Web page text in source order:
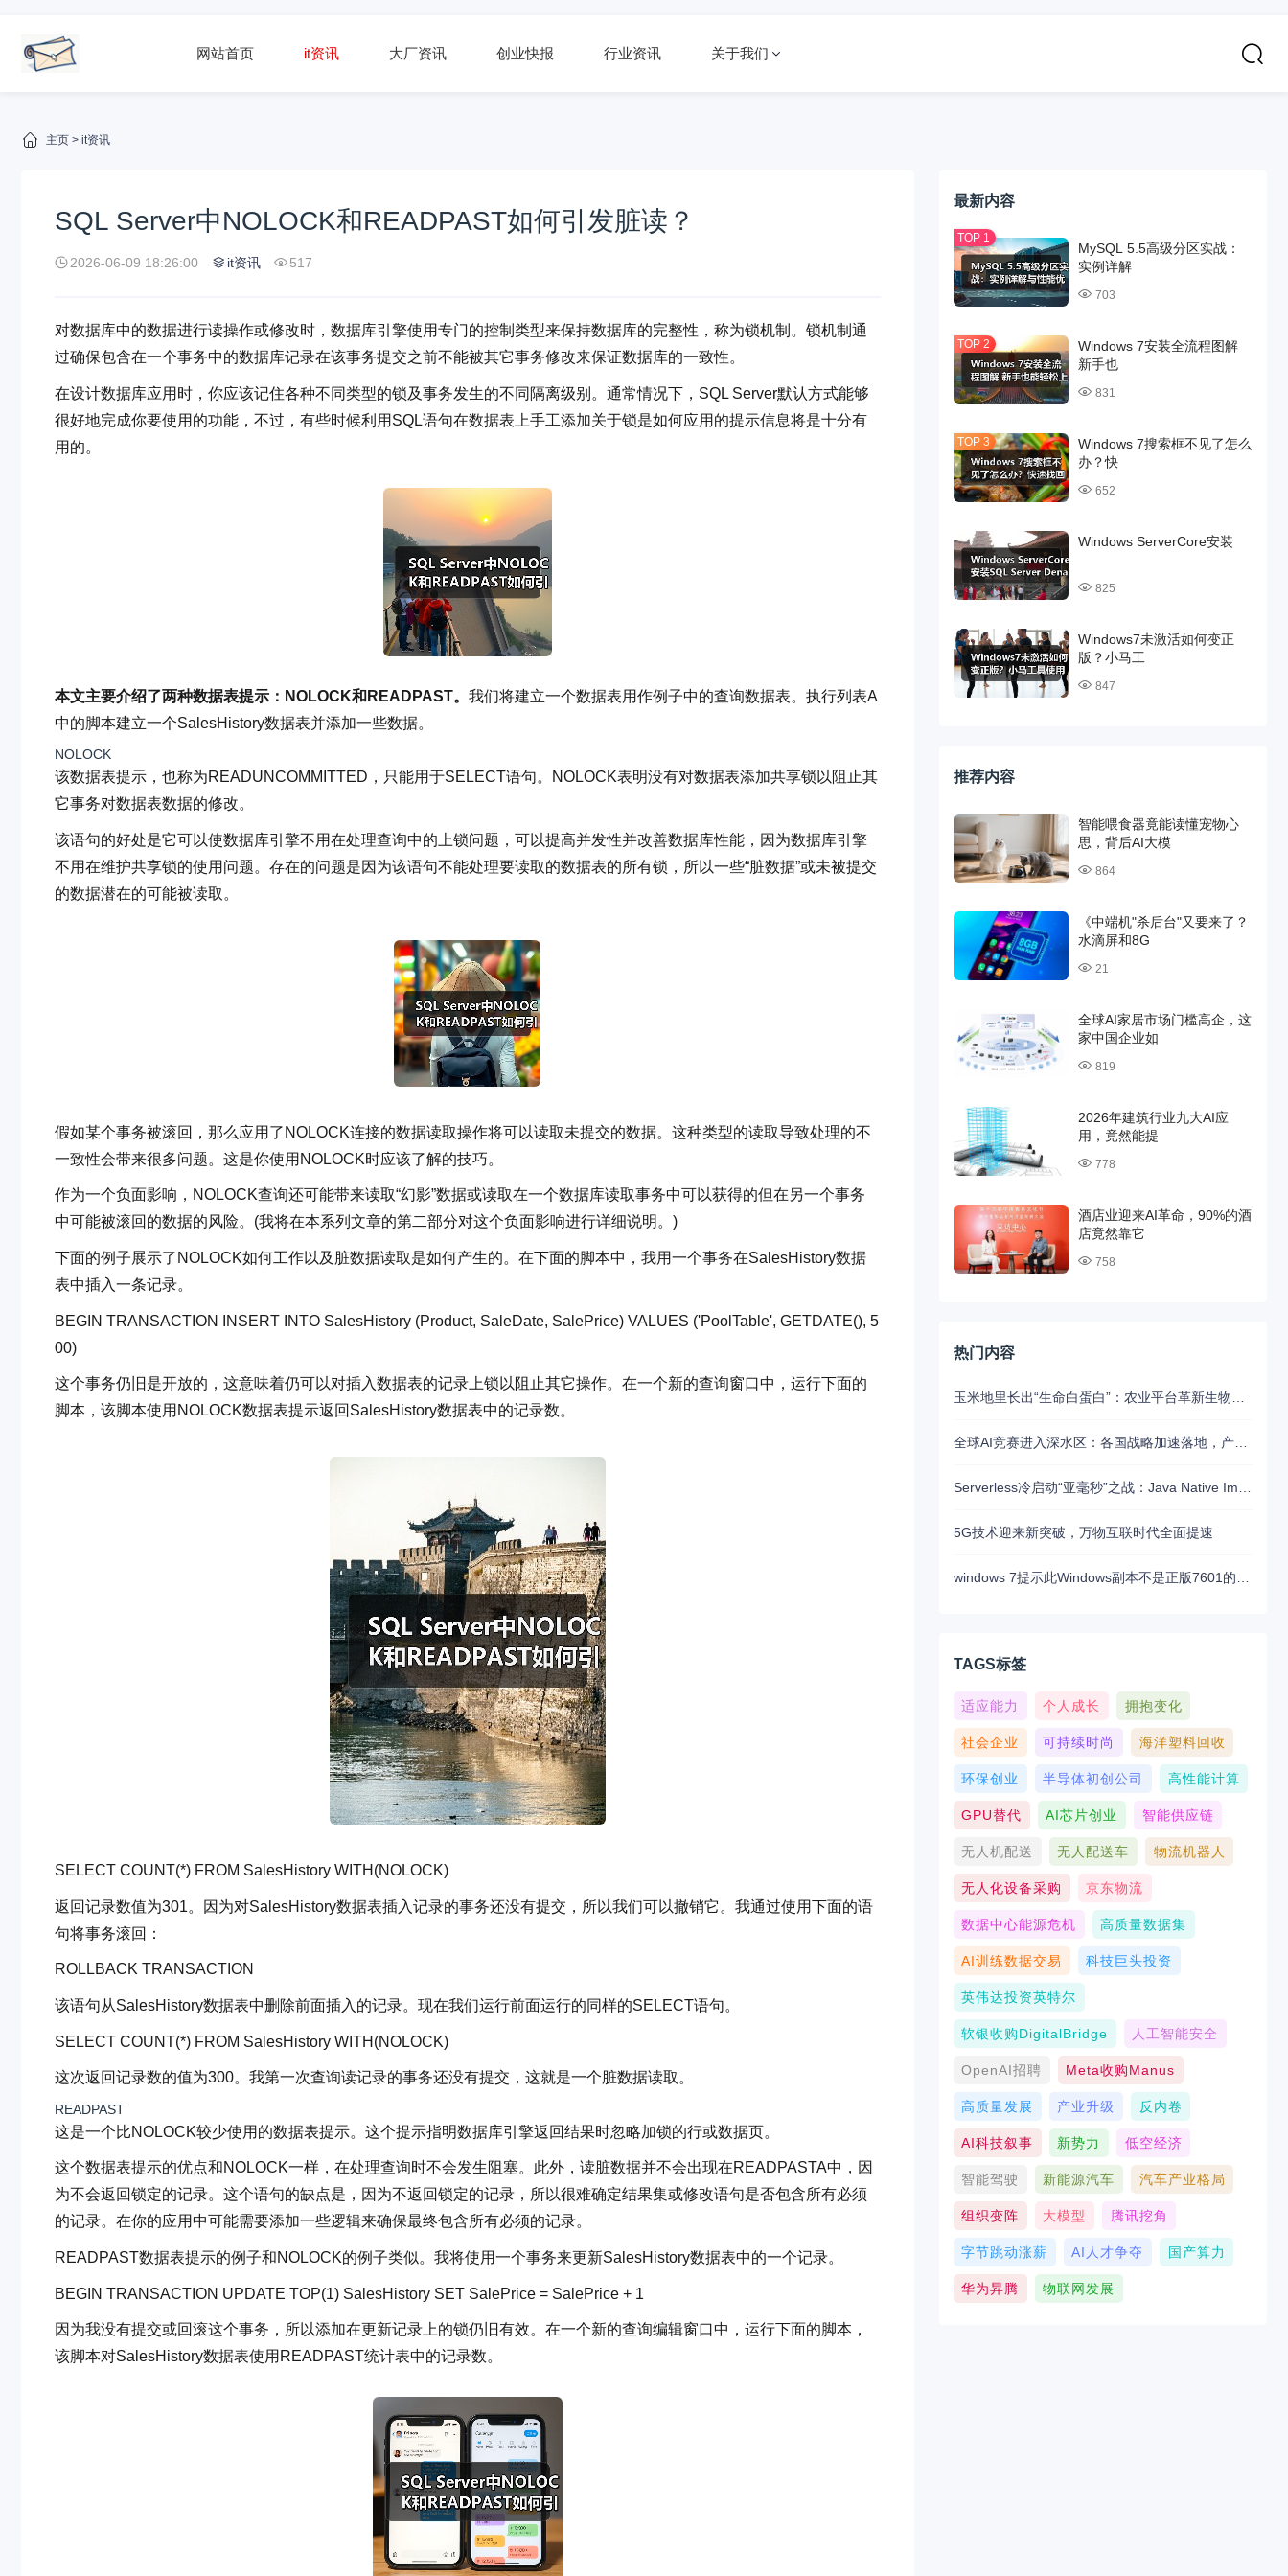
网站首页 it资讯 大厂资讯 创业快报 行业资讯 关于我们
主页 > it资讯
SQL Server中NOLOCK和READPAST如何引发脏读？
2026-06-09 18:26:00 it资讯 517
对数据库中的数据进行读操作或修改时，数据库引擎使用专门的控制类型来保持数据库的完整性，称为锁机制。锁机制通
过确保包含在一个事务中的数据库记录在该事务提交之前不能被其它事务修改来保证数据库的一致性。
在设计数据库应用时，你应该记住各种不同类型的锁及事务发生的不同隔离级别。通常情况下，SQL Server默认方式能够
很好地完成你要使用的功能，不过，有些时候利用SQL语句在数据表上手工添加关于锁是如何应用的提示信息将是十分有
用的。
本文主要介绍了两种数据表提示：NOLOCK和READPAST。 我们将建立一个数据表用作例子中的查询数据表。执行列表A
中的脚本建立一个SalesHistory数据表并添加一些数据。
NOLOCK
该数据表提示，也称为READUNCOMMITTED，只能用于SELECT语句。NOLOCK表明没有对数据表添加共享锁以阻止其
它事务对数据表数据的修改。
该语句的好处是它可以使数据库引擎不用在处理查询中的上锁问题，可以提高并发性并改善数据库性能，因为数据库引擎
不用在维护共享锁的使用问题。存在的问题是因为该语句不能处理要读取的数据表的所有锁，所以一些“脏数据”或未被提交
的数据潜在的可能被读取。
假如某个事务被滚回，那么应用了NOLOCK连接的数据读取操作将可以读取未提交的数据。这种类型的读取导致处理的不
一致性会带来很多问题。这是你使用NOLOCK时应该了解的技巧。
作为一个负面影响，NOLOCK查询还可能带来读取“幻影”数据或读取在一个数据库读取事务中可以获得的但在另一个事务
中可能被滚回的数据的风险。(我将在本系列文章的第二部分对这个负面影响进行详细说明。)
下面的例子展示了NOLOCK如何工作以及脏数据读取是如何产生的。在下面的脚本中，我用一个事务在SalesHistory数据
表中插入一条记录。
BEGIN TRANSACTION INSERT INTO SalesHistory (Product, SaleDate, SalePrice) VALUES ('PoolTable', GETDATE(), 5
00)
这个事务仍旧是开放的，这意味着仍可以对插入数据表的记录上锁以阻止其它操作。在一个新的查询窗口中，运行下面的
脚本，该脚本使用NOLOCK数据表提示返回SalesHistory数据表中的记录数。
SELECT COUNT(*) FROM SalesHistory WITH (NOLOCK)
返回记录数值为301。因为对SalesHistory数据表插入记录的事务还没有提交，所以我们可以撤销它。我通过使用下面的语
句将事务滚回：
ROLLBACK TRANSACTION
该语句从SalesHistory数据表中删除前面插入的记录。现在我们运行前面运行的同样的SELECT语句。
SELECT COUNT(*) FROM SalesHistory WITH (NOLOCK)
这次返回记录数的值为300。我第一次查询读记录的事务还没有提交，这就是一个脏数据读取。
READPAST
这是一个比NOLOCK较少使用的数据表提示。这个提示指明数据库引擎返回结果时忽略加锁的行或数据页。
这个数据表提示的优点和NOLOCK一样，在处理查询时不会发生阻塞。此外，读脏数据并不会出现在READPASTA中，因
为不会返回锁定的记录。这个语句的缺点是，因为不返回锁定的记录，所以很难确定结果集或修改语句是否包含所有必须
的记录。在你的应用中可能需要添加一些逻辑来确保最终包含所有必须的记录。
READPAST数据表提示的例子和NOLOCK的例子类似。我将使用一个事务来更新SalesHistory数据表中的一个记录。
BEGIN TRANSACTION UPDATE TOP(1) SalesHistory SET SalePrice = SalePrice + 1
因为我没有提交或回滚这个事务，所以添加在更新记录上的锁仍旧有效。在一个新的查询编辑窗口中，运行下面的脚本，
该脚本对SalesHistory数据表使用READPAST统计表中的记录数。
最新内容
MySQL 5.5高级分区实战：
实例详解
703
Windows 7安装全流程图解
新手也
831
Windows 7搜索框不见了怎么
办？快
652
Windows ServerCore安装
825
Windows7未激活如何变正
版？小马工
847
推荐内容
智能喂食器竟能读懂宠物心
思，背后AI大模
864
《中端机"杀后台"又要来了？
水滴屏和8G
21
全球AI家居市场门槛高企，这
家中国企业如
819
2026年建筑行业九大AI应
用，竟然能提
778
酒店业迎来AI革命，90%的酒
店竟然靠它
758
热门内容
全球AI竞赛进入深水区：各国战略加速落地，产业融合与算力争夺白热化
5G技术迎来新突破，万物互联时代全面提速
TAGS标签
适应能力 个人成长 拥抱变化
社会企业 可持续时尚 海洋塑料回收
环保创业 半导体初创公司 高性能计算
GPU替代 AI芯片创业 智能供应链
无人机配送 无人配送车 物流机器人
无人化设备采购 京东物流
数据中心能源危机 高质量数据集
AI训练数据交易 科技巨头投资
英伟达投资英特尔
软银收购DigitalBridge 人工智能安全
OpenAI招聘 Meta收购Manus
高质量发展 产业升级 反内卷
AI科技叙事 新势力 低空经济
智能驾驶 新能源汽车 汽车产业格局
组织变阵 大模型 腾讯挖角
字节跳动涨薪 AI人才争夺 国产算力
华为昇腾 物联网发展